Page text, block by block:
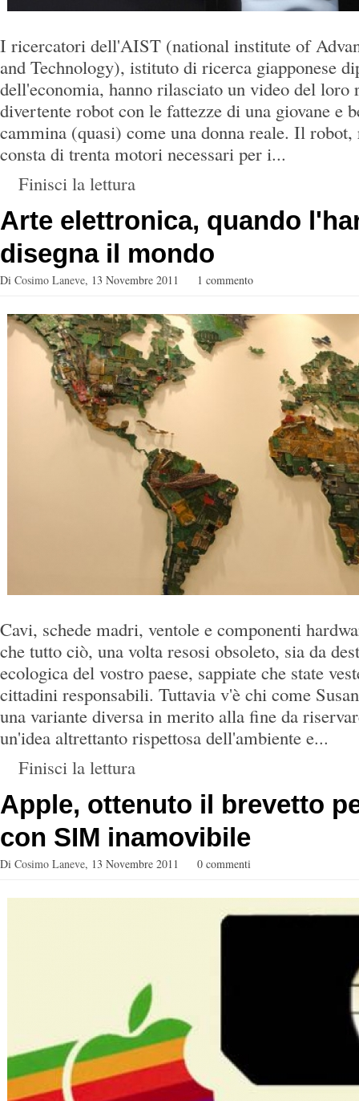
I ricercatori dell'AIST (national institute of
and Technology), istituto di ricerca giapponese
dell'economia, hanno rilasciato un video del loro
divertente robot con le fattezze di una giovane e
cammina (quasi) come una donna reale. Il
consta di trenta motori necessari per i...
Finisci la lettura
Arte elettronica, quando
disegna il mondo
Di Cosimo Laneve, 13 Novembre 2011 1 commento
Cavi, schede madri, ventole e componenti
che tutto ciò, una volta resosi obsoleto, sia da
ecologica del vostro paese, sappiate che state
cittadini responsabili. Tuttavia v'è chi come
una variante diversa in merito alla fine da
un'idea altrettanto rispettosa dell'ambiente e...
Finisci la lettura
Apple, ottenuto il brevetto
con SIM inamovibile
Di Cosimo Laneve, 13 Novembre 2011 0 commenti